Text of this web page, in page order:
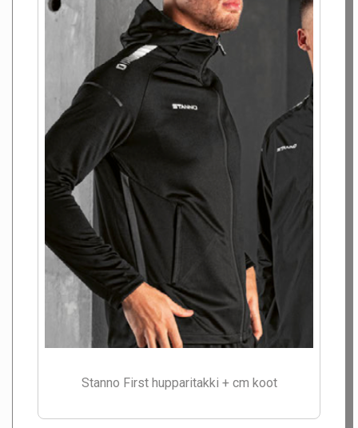
Stanno First hupparitakki + cm koot